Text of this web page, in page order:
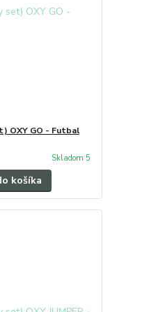
OXY GO - Futbal
Skladom 5
košíka